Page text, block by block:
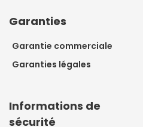
Garanties
Garantie commerciale
Garanties légales
Informations de
sécurité